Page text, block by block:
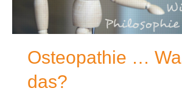
Osteopathie …
das?